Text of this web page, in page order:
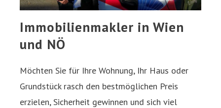
Immobilienmakler in Wien
und NÖ
Möchten Sie für Ihre Wohnung, Ihr Haus oder
Grundstück rasch den bestmöglichen Preis
erzielen, Sicherheit gewinnen und sich viel